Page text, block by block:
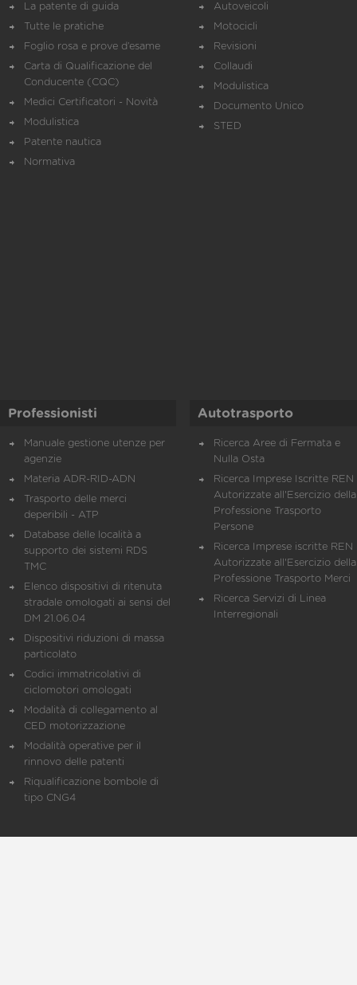
La patente di guida
Tutte le pratiche
Foglio rosa e prove d’esame
Carta di Qualificazione del
Conducente (CQC)
Medici Certificatori - Novità
Modulistica
Patente nautica
Normativa
Autoveicoli
Motocicli
Revisioni
Collaudi
Modulistica
Documento Unico
STED
Professionisti
Manuale gestione utenze per
agenzie
Materia ADR-RID-ADN
Trasporto delle merci
deperibili - ATP
Database delle località a
supporto dei sistemi RDS
TMC
Elenco dispositivi di ritenuta
stradale omologati ai sensi del
DM 21.06.04
Dispositivi riduzioni di massa
particolato
Codici immatricolativi di
ciclomotori omologati
Modalità di collegamento al
CED motorizzazione
Modalità operative per il
rinnovo delle patenti
Riqualificazione bombole di
tipo CNG4
Autotrasporto
Ricerca Aree di Fermata e
Nulla Osta
Ricerca Imprese Iscritte REN
Autorizzate all'Esercizio della
Professione Trasporto
Persone
Ricerca Imprese iscritte REN
Autorizzate all'Esercizio della
Professione Trasporto Merci
Ricerca Servizi di Linea
Interregionali